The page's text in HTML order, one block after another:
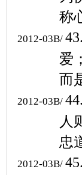
称
2012-03B/ 43.
爱
而
2012-03B/ 44.
人
忠
2012-03B/ 45.